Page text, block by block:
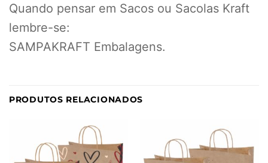
Quando pensar em Sacos ou Sacolas Kraft
lembre-se:
SAMPAKRAFT Embalagens.
PRODUTOS RELACIONADOS